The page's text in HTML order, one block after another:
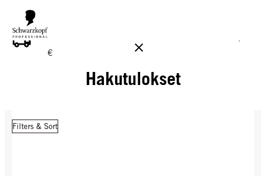
ILMAINEN TOIMITUS YLI 160 € TILAUKSIIN!
€
Hakutulokset
Filters & Sort